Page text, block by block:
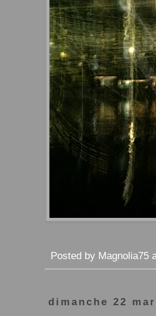
Posted by Magnolia75
dimanche 22